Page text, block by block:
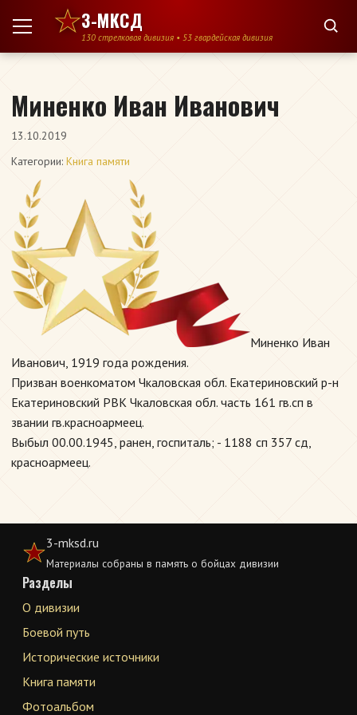
Перейти к содержимому
3-МКСД
130 стрелковая дивизия • 53 гвардейская дивизия
Миненко Иван Иванович
13.10.2019
Категории: Книга памяти
Миненко Иван
Иванович, 1919 года рождения.
Призван военкоматом Чкаловская обл. Екатериновский р-н
Екатериновский РВК Чкаловская обл. часть 161 гв.сп в
звании гв.красноармеец.
Выбыл 00.00.1945, ранен, госпиталь; - 1188 сп 357 сд,
красноармеец.
3-mksd.ru
Материалы собраны в память о бойцах дивизии
Разделы
О дивизии
Боевой путь
Исторические источники
Книга памяти
Фотоальбом